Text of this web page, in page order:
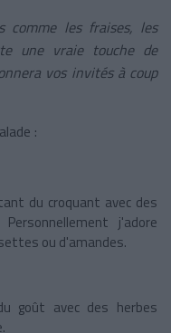
comme les fraises, les
une vraie touche de
vos invités à coup
:
du croquant avec des
j'adore
ou d'amandes.
goût avec des herbes